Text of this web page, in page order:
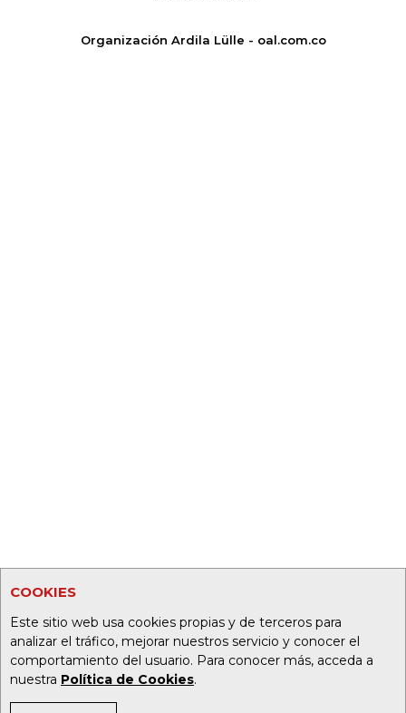
COOKIES
Este sitio web usa cookies propias y de terceros para
analizar el tráfico, mejorar nuestros servicio y conocer el
comportamiento del usuario. Para conocer más, acceda a
nuestra Política de Cookies.
Organización Ardila Lülle - oal.com.co